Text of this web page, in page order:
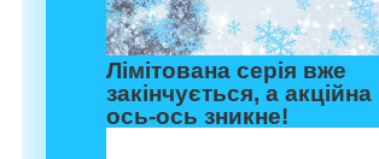
Лімітована серія вже
закінчується, а акційна
ось-ось зникне!